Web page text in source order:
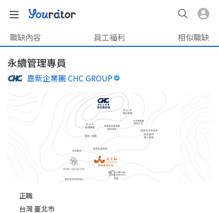
職缺內容 員工福利 相似職缺
永續管理專員
嘉新企業團 CHC GROUP
正職
台灣 臺北市